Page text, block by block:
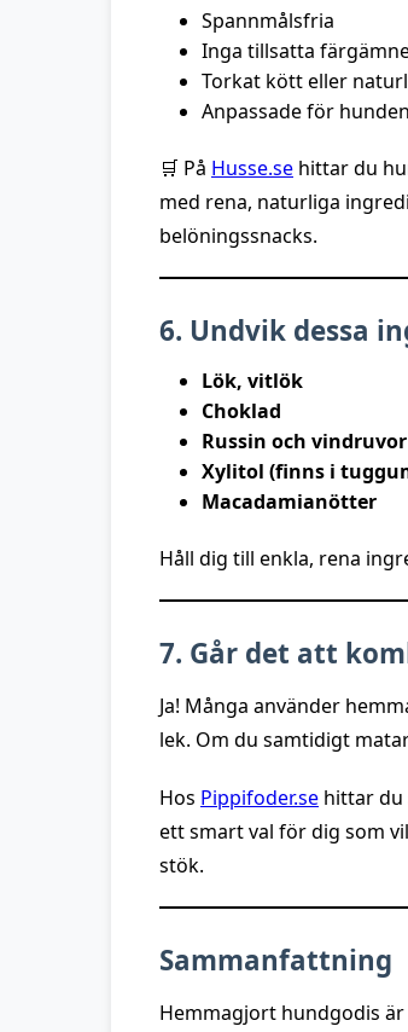
Spannmålsfria
Inga tillsatta
Torkat kött eller
Anpassade för
🛒 På Husse.se hittar du
med rena, naturliga
belöningssnacks.
6. Undvik dessa
Lök, vitlök
Choklad
Russin och vindruvor
Xylitol (finns i
Macadamianötter
Håll dig till enkla, rena
7. Går det att
Ja! Många använder
lek. Om du samtidigt
Hos Pippifoder.se hittar du
ett smart val för dig som
stök.
Sammanfattning
Hemmagjort hundgodis